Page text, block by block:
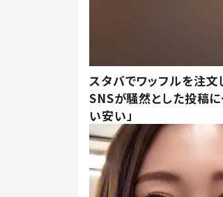
スタバでワッフルを注文
SNSが騒然とした投稿に
い安い」